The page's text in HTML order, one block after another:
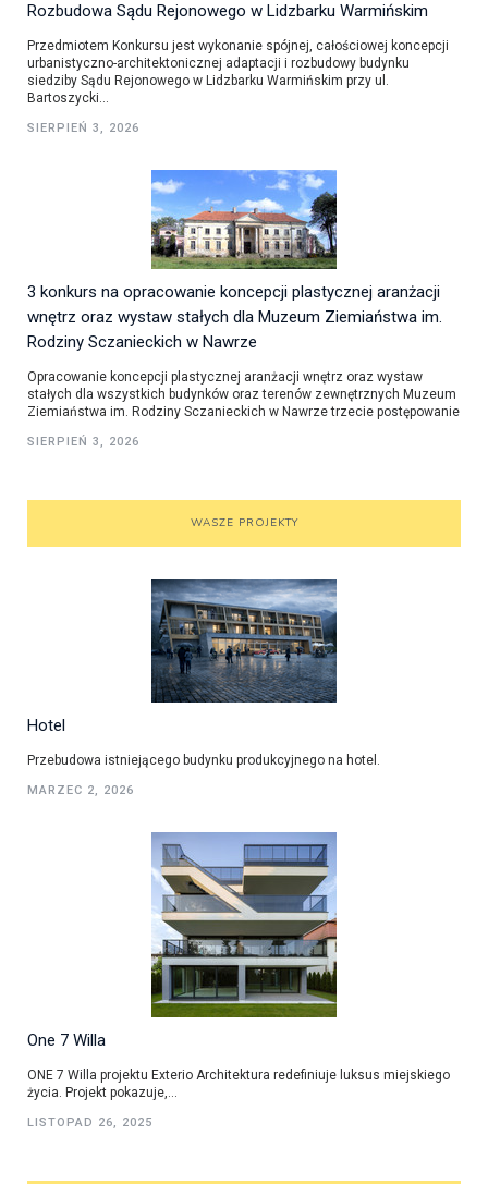
Rozbudowa Sądu Rejonowego w Lidzbarku Warmińskim
Przedmiotem Konkursu jest wykonanie spójnej, całościowej koncepcji
urbanistyczno-architektonicznej adaptacji i rozbudowy budynku
siedziby Sądu Rejonowego w Lidzbarku Warmińskim przy ul.
Bartoszycki...
SIERPIEŃ 3, 2026
3 konkurs na opracowanie koncepcji plastycznej aranżacji
wnętrz oraz wystaw stałych dla Muzeum Ziemiaństwa im.
Rodziny Sczanieckich w Nawrze
Opracowanie koncepcji plastycznej aranżacji wnętrz oraz wystaw
stałych dla wszystkich budynków oraz terenów zewnętrznych Muzeum
Ziemiaństwa im. Rodziny Sczanieckich w Nawrze trzecie postępowanie
SIERPIEŃ 3, 2026
WASZE PROJEKTY
Hotel
Przebudowa istniejącego budynku produkcyjnego na hotel.
MARZEC 2, 2026
One 7 Willa
ONE 7 Willa projektu Exterio Architektura redefiniuje luksus miejskiego
życia. Projekt pokazuje,...
LISTOPAD 26, 2025